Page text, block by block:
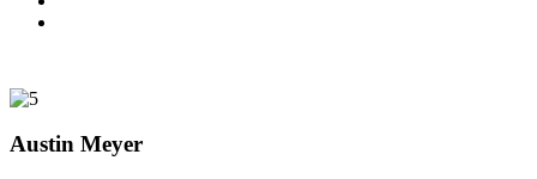
Austin Meyer